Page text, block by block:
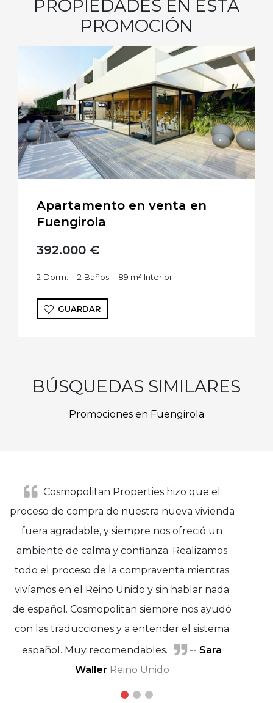
PROPIEDADES EN ESTA
PROMOCIÓN
Apartamento en venta en
Fuengirola
392.000 €
2 Dorm. 2 Baños 89 m² Interior
GUARDAR
BÚSQUEDAS SIMILARES
Promociones en Fuengirola
Cosmopolitan Properties hizo que el
proceso de compra de nuestra nueva vivienda
fuera agradable, y siempre nos ofreció un
ambiente de calma y confianza. Realizamos
todo el proceso de la compraventa mientras
vivíamos en el Reino Unido y sin hablar nada
de español. Cosmopolitan siempre nos ayudó
con las traducciones y a entender el sistema
español. Muy recomendables.
-- Sara
Waller Reino Unido
Virginia Lainer
Marie Petersen